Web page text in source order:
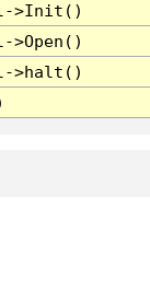
>Init()
>Open()
>halt()